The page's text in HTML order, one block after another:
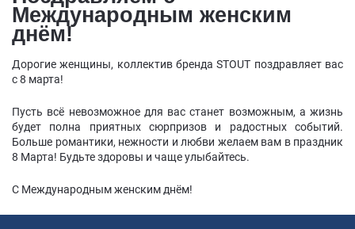
Международным женским
днём!
Дорогие женщины, коллектив бренда STOUT поздравляет вас
с 8 марта!
Пусть всё невозможное для вас станет возможным, а жизнь
будет полна приятных сюрпризов и радостных событий.
Больше романтики, нежности и любви желаем вам в праздник
8 Марта! Будьте здоровы и чаще улыбайтесь.
С Международным женским днём!